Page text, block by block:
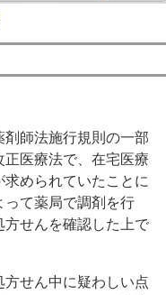
師法施行規則の一部
医療法で、在宅医療
められていたことに
って薬局で調剤を行
せんを確認した上で
せん中に疑わしい点